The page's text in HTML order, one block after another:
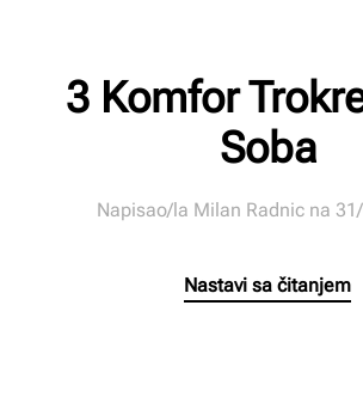
3 Komfor
Soba
Napisao/la Milan Radnicna
Nastavi sa čitanjem